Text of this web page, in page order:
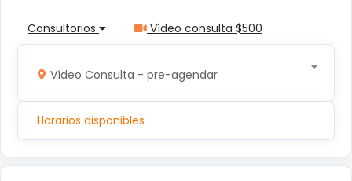
Consultorios Vídeo consulta $500
Vídeo Consulta - pre-agendar
Horarios disponibles